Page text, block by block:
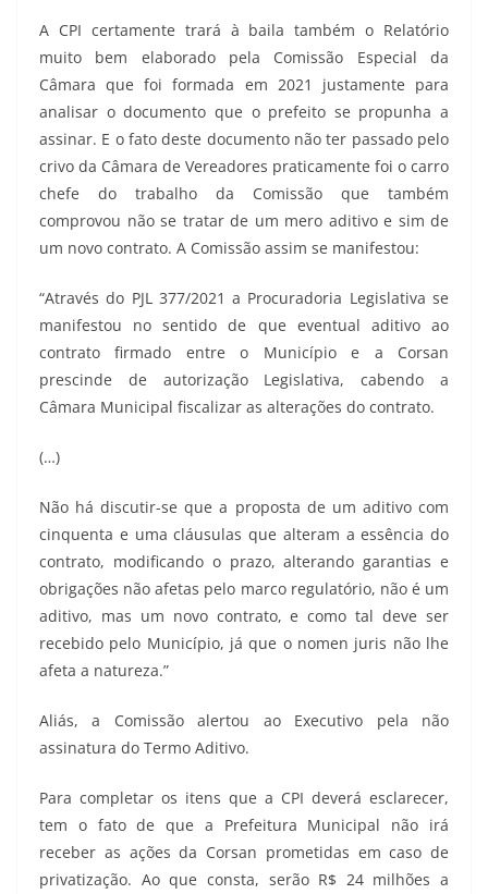
A CPI certamente trará à baila também o Relatório
muito bem elaborado pela Comissão Especial da
Câmara que foi formada em 2021 justamente para
analisar o documento que o prefeito se propunha a
assinar. E o fato deste documento não ter passado pelo
crivo da Câmara de Vereadores praticamente foi o carro
chefe do trabalho da Comissão que também
comprovou não se tratar de um mero aditivo e sim de
um novo contrato. A Comissão assim se manifestou:
“Através do PJL 377/2021 a Procuradoria Legislativa se
manifestou no sentido de que eventual aditivo ao
contrato firmado entre o Município e a Corsan
prescinde de autorização Legislativa, cabendo a
Câmara Municipal fiscalizar as alterações do contrato.
(…)
Não há discutir-se que a proposta de um aditivo com
cinquenta e uma cláusulas que alteram a essência do
contrato, modificando o prazo, alterando garantias e
obrigações não afetas pelo marco regulatório, não é um
aditivo, mas um novo contrato, e como tal deve ser
recebido pelo Município, já que o nomen juris não lhe
afeta a natureza.”
Aliás, a Comissão alertou ao Executivo pela não
assinatura do Termo Aditivo.
Para completar os itens que a CPI deverá esclarecer,
tem o fato de que a Prefeitura Municipal não irá
receber as ações da Corsan prometidas em caso de
privatização. Ao que consta, serão R$ 24 milhões a